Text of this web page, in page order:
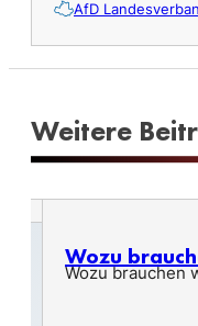
AfD
Weitere
Wozu
Wozu brauchen